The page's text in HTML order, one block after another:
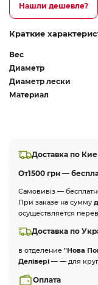
Нашли дешевле?
Краткие
Вес
Диаметр
Диаметр лески
Материал
Доставка по
От1500 грн —
Самовивіз —
При заказе на сумму
осуществляется
Доставка по
в отделение "Нова
Делівері — — для
Оплата